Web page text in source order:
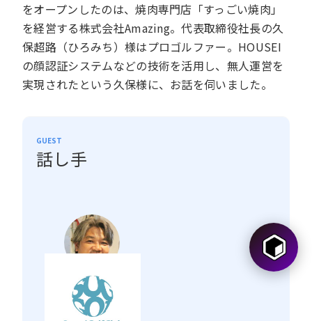
をオープンしたのは、焼肉専門店「すっごい焼肉」
を経営する株式会社Amazing。代表取締役社長の久
保超路（ひろみち）様はプロゴルファー。HOUSEI
の顔認証システムなどの技術を活用し、無人運営を
実現されたという久保様に、お話を伺いました。
GUEST
話し手